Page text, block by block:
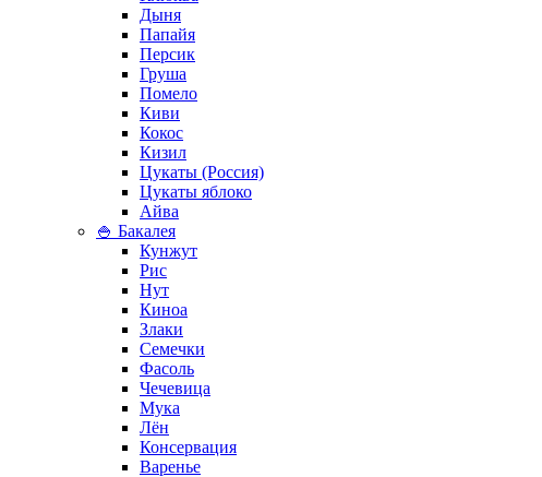
Дыня
Папайя
Персик
Груша
Помело
Киви
Кокос
Кизил
Цукаты (Россия)
Цукаты яблоко
Айва
🍚 Бакалея
Кунжут
Рис
Нут
Киноа
Злаки
Семечки
Фасоль
Чечевица
Мука
Лён
Консервация
Варенье